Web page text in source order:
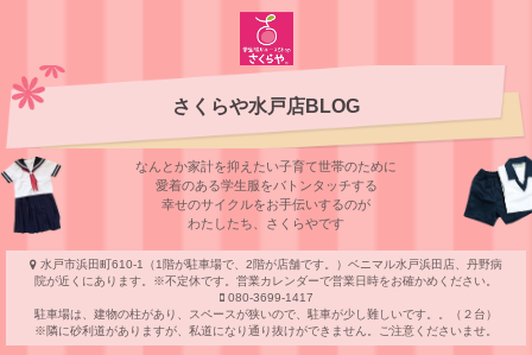
さくらや水戸店BLOG
なんとか家計を抑えたい子育て世帯のために
愛着のある学⽣服をバトンタッチする
幸せのサイクルをお⼿伝いするのが
わたしたち、さくらやです
水戸市浜田町610-1（1階が駐車場で、2階が店舗です。）ベニマル水戸浜田店、丹野病
院が近くにあります。※不定休です。営業カレンダーで営業日時をお確かめください。
080-3699-1417
駐車場は、建物の柱があり、スペースが狭いので、駐車が少し難しいです。。（２台）
※隣に砂利道がありますが、私道になり通り抜けができません。ご注意くださいませ。